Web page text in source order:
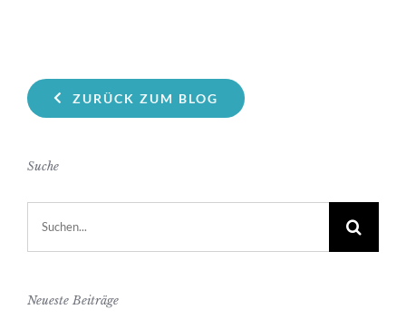
ZURÜCK ZUM BLOG
Suche
Neueste Beiträge